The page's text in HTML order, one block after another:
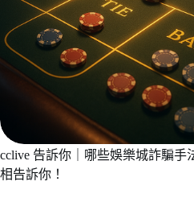
cclive 告訴你｜哪些娛樂城詐騙手
相告訴你！